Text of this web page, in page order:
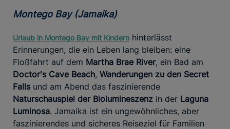
Montego Bay (Jamaika)
Urlaub in Montego Bay mit Kindern hinterlässt
Erinnerungen, die ein Leben lang bleiben: eine
Floßfahrt auf dem Martha Brae River, ein Bad am
Doctor's Cave Beach, Wanderungen zu den Secret
Falls und am Abend das faszinierende
Naturschauspiel der Biolumineszenz in der Laguna
Luminosa. Jamaika ist ein ungewöhnliches, aber
faszinierendes und sicheres Reiseziel für Familien